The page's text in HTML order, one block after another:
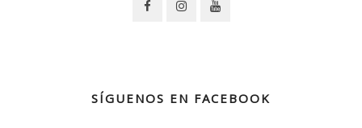
SÍGUENOS EN FACEBOOK